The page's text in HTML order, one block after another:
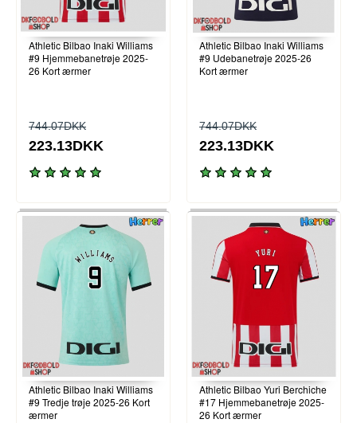
Athletic Bilbao Inaki Williams
#9 Hjemmebanetrøje 2025-
26 Kort ærmer
744.07DKK
223.13DKK
Athletic Bilbao Inaki Williams
#9 Udebanetrøje 2025-26
Kort ærmer
744.07DKK
223.13DKK
Athletic Bilbao Inaki Williams
#9 Tredje trøje 2025-26 Kort
ærmer
Athletic Bilbao Yuri Berchiche
#17 Hjemmebanetrøje 2025-
26 Kort ærmer